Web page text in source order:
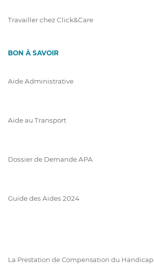
Travailler chez Click&Care
BON À SAVOIR
Aide Administrative
Aide au Transport
Dossier de Demande APA
Guide des Aides 2024
La Prestation de Compensation du Handicap